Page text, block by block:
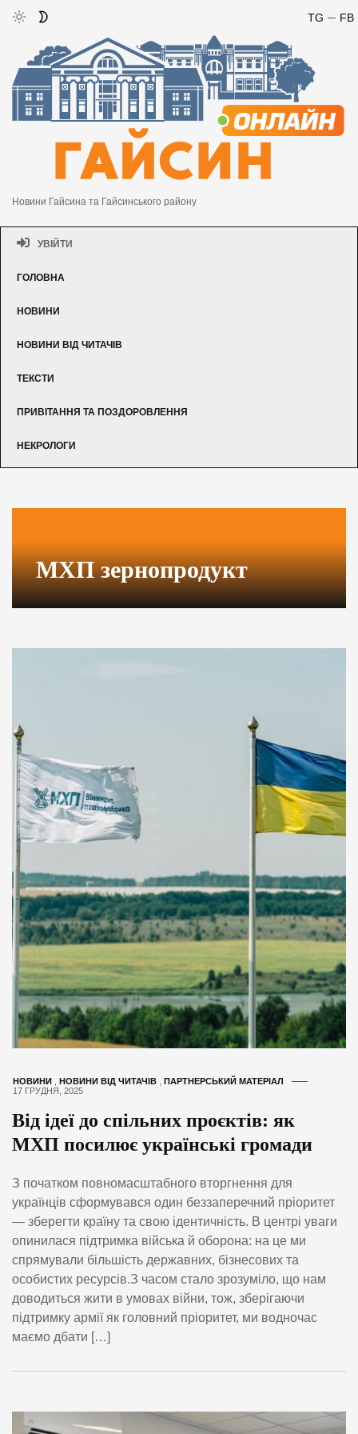
FB
TG
Новини Гайсина та Гайсинського району
УВІЙТИ
ГОЛОВНА
НОВИНИ
НОВИНИ ВІД ЧИТАЧІВ
ТЕКСТИ
ПРИВІТАННЯ ТА ПОЗДОРОВЛЕННЯ
НЕКРОЛОГИ
МХП зернопродукт
НОВИНИ НОВИНИ ВІД ЧИТАЧІВ
ПАРТНЕРСЬКИЙ МАТЕРІАЛ
17 ГРУДНЯ, 2025
Від ідеї до спільних проєктів: як
МХП посилює українські громади
З початком повномасштабного вторгнення для
українців сформувався один беззаперечний пріоритет
— зберегти країну та свою ідентичність. В центрі уваги
опинилася підтримка війська й оборона: на це ми
спрямували більшість державних, бізнесових та
особистих ресурсів.З часом стало зрозуміло, що нам
доводиться жити в умовах війни, тож, зберігаючи
підтримку армії як головний пріоритет, ми водночас
маємо дбати […]